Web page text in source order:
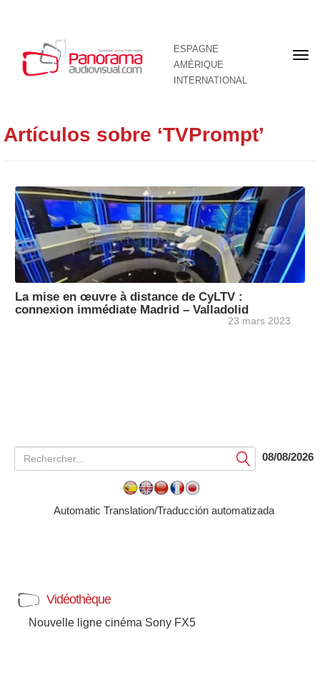
ESPAGNE
AMÉRIQUE
INTERNATIONAL
Artículos sobre ‘TVPrompt’
La mise en œuvre à distance de CyLTV :
connexion immédiate Madrid – Valladolid
23 mars 2023
Soumettre08/08/2026
Automatic Translation/Traducción automatizada
Vidéothèque
Nouvelle ligne cinéma Sony FX5